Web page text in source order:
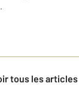
tous les articles